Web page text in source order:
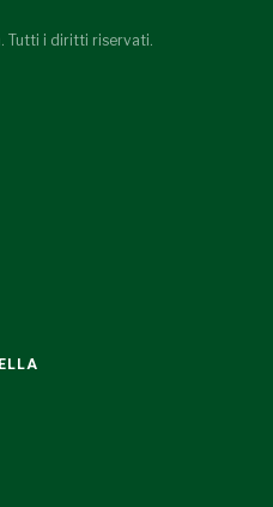
Tutti i diritti riservati.